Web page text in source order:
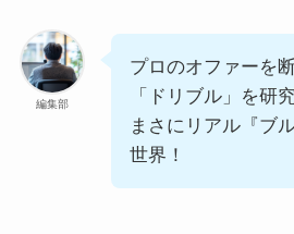
編集部
プロのオファーを
「ドリブル」を研
まさにリアル『ブ
世界！